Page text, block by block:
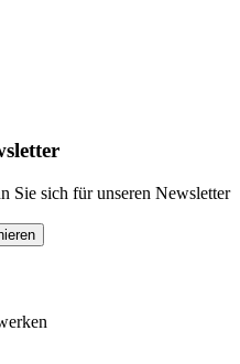
Sie sich für unseren Newsletter